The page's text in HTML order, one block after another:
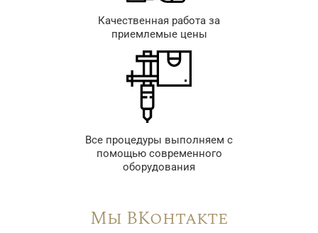
Качественная работа за
приемлемые цены
Все процедуры выполняем с
помощью современного
оборудования
Мы ВКонтакте